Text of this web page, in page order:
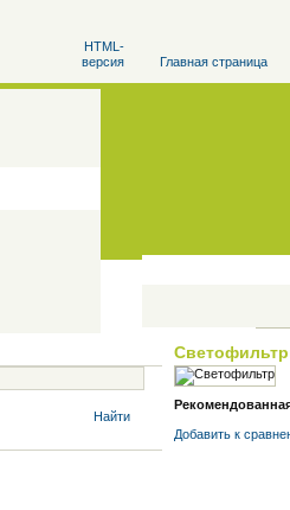
HTML-
версия
Главная страница
Найти
Добавить к